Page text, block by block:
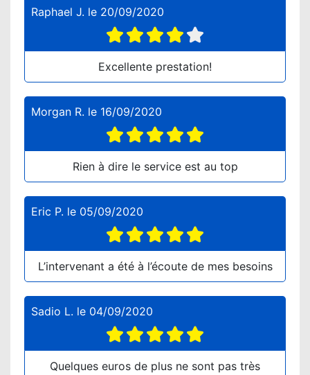
Raphael J. le 20/09/2020
Excellente prestation!
Morgan R. le 16/09/2020
Rien à dire le service est au top
Eric P. le 05/09/2020
L’intervenant a été à l’écoute de mes besoins
Sadio L. le 04/09/2020
Quelques euros de plus ne sont pas très